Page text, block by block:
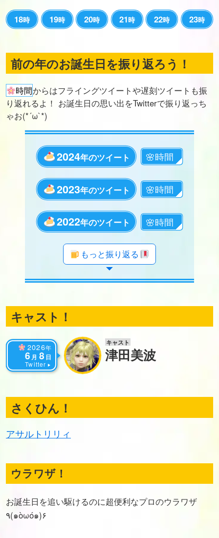
18時 19時 20時 21時 22時 23時
前の年のお誕生日を振り返ろう！
時間からはフライングツイートや遅刻ツイートも振
り返れるよ！ お誕生日の思い出をTwitterで振り返っち
ゃお(*´ω`*)
2024年のツイート
2023年のツイート
2022年のツイート
年のツイート
年のツイート
年のツイート
年のツイート
年のツイート
年のツイート
年のツイート
年のツイート
年のツイート
年のツイート
年のツイート
年のツイート
年のツイート
年のツイート
年のツイート
年のツイート
もっと振り返る
キャスト！
2026年
6 月 8 日
Twitter
キャスト
津田美波
さくひん！
アサルトリリィ
ウラワザ！
お誕生日を追い駆けるのに超便利なプロのウラワザ
٩(๑òωó๑)۶